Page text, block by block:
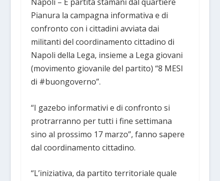
Pianura la campagna informativa e di
confronto con i cittadini avviata dai
militanti del coordinamento cittadino di
Napoli della Lega, insieme a Lega giovani
(movimento giovanile del partito) “8 MESI
di #buongoverno”.
“I gazebo informativi e di confronto si
protrarranno per tutti i fine settimana
sino al prossimo 17 marzo”, fanno sapere
dal coordinamento cittadino.
“L’iniziativa, da partito territoriale quale